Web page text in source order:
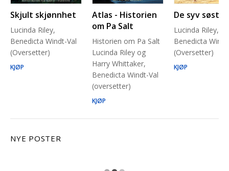
Skjult skjønnhet
Lucinda Riley,
Benedicta Windt-Val
(Oversetter)
KJØP
Atlas - Historien
om Pa Salt
Historien om Pa Salt
Lucinda Riley og
Harry Whittaker,
Benedicta Windt-Val
(oversetter)
KJØP
De syv søstre
Lucinda Riley,
Benedicta
(Oversetter)
KJØP
NYE POSTER